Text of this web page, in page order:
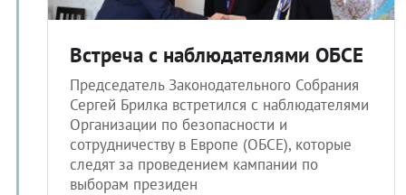
Встреча с наблюдателями ОБСЕ
Председатель Законодательного Собрания
Сергей Брилка встретился с наблюдателями
Организации по безопасности и
сотрудничеству в Европе (ОБСЕ), которые
следят за проведением кампании по
выборам президен